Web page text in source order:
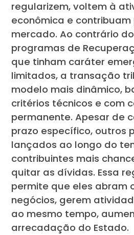
regularizem, voltem à
econômica e
mercado. Ao contrário
programas de
que tinham caráter
limitados, a transação
modelo mais dinâmico,
critérios técnicos e com
permanente. Apesar de
prazo específico, outros
lançados ao longo do
contribuintes mais
quitar as dívidas. Essa
permite que eles abram
negócios, gerem
ao mesmo tempo,
arrecadação do Estado.